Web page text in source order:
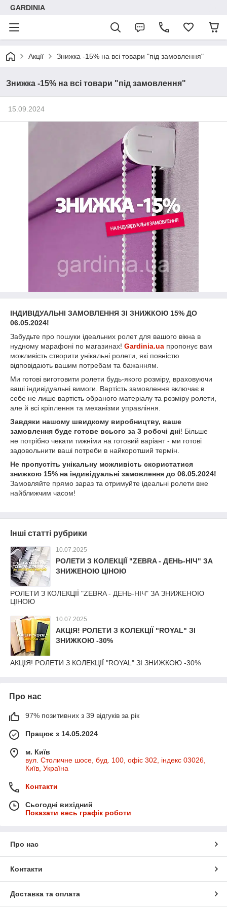
GARDINIA
Акції Знижка -15% на всі товари "під замовлення"
Знижка -15% на всі товари "під замовлення"
15.09.2024
ІНДИВІДУАЛЬНІ ЗАМОВЛЕННЯ ЗІ ЗНИЖКОЮ 15% ДО
06.05.2024!
Забудьте про пошуки ідеальних ролет для вашого вікна в
нудному марафоні по магазинах! Gardinia.ua пропонує вам
можливість створити унікальні ролети, які повністю
відповідають вашим потребам та бажанням.
Ми готові виготовити ролети будь-якого розміру, враховуючи
ваші індивідуальні вимоги. Вартість замовлення включає в
себе не лише вартість обраного матеріалу та розміру ролети,
але й всі кріплення та механізми управління.
Завдяки нашому швидкому виробництву, ваше
замовлення буде готове всього за 3 робочі дні! Більше
не потрібно чекати тижніми на готовий варіант - ми готові
задовольнити ваші потреби в найкоротший термін.
Не пропустіть унікальну можливість скористатися
знижкою 15% на індивідуальні замовлення до 06.05.2024!
Замовляйте прямо зараз та отримуйте ідеальні ролети вже
найближчим часом!
Інші статті рубрики
10.07.2025
РОЛЕТИ З КОЛЕКЦІЇ "ZEBRA - ДЕНЬ-НІЧ" ЗА
ЗНИЖЕНОЮ ЦІНОЮ
РОЛЕТИ З КОЛЕКЦІЇ "ZEBRA - ДЕНЬ-НІЧ" ЗА ЗНИЖЕНОЮ
ЦІНОЮ
10.07.2025
АКЦІЯ! РОЛЕТИ З КОЛЕКЦІЇ "ROYAL" ЗІ
ЗНИЖКОЮ -30%
АКЦІЯ! РОЛЕТИ З КОЛЕКЦІЇ "ROYAL" ЗІ ЗНИЖКОЮ -30%
Про нас
97% позитивних з 39 відгуків за рік
Працює з 14.05.2024
м. Київ
вул. Столичне шосе, буд. 100, офіс 302, індекс 03026,
Київ, Україна
Контакти
Сьогодні вихідний
Показати весь графік роботи
Про нас
Контакти
Доставка та оплата